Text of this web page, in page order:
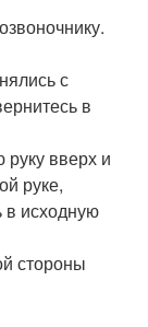
с
в
вверх и
руке,
в исходную
стороны